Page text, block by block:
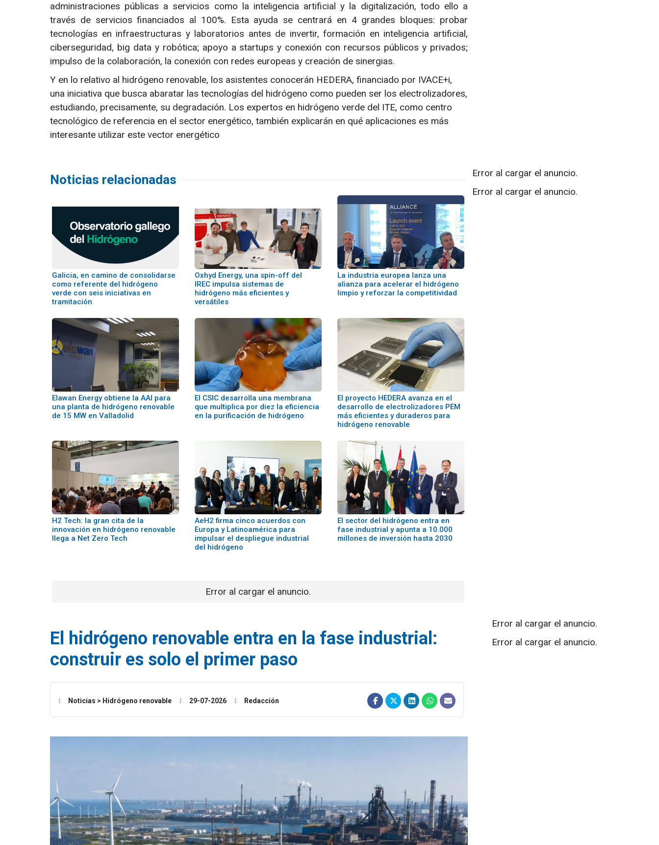
administraciones públicas a servicios como la inteligencia artificial y la digitalización, todo ello a
través de servicios financiados al 100%. Esta ayuda se centrará en 4 grandes bloques: probar
tecnologías en infraestructuras y laboratorios antes de invertir, formación en inteligencia artificial,
ciberseguridad, big data y robótica; apoyo a startups y conexión con recursos públicos y privados;
impulso de la colaboración, la conexión con redes europeas y creación de sinergias.
Y en lo relativo al hidrógeno renovable, los asistentes conocerán HEDERA, financiado por IVACE+i,
una iniciativa que busca abaratar las tecnologías del hidrógeno como pueden ser los electrolizadores,
estudiando, precisamente, su degradación. Los expertos en hidrógeno verde del ITE, como centro
tecnológico de referencia en el sector energético, también explicarán en qué aplicaciones es más
interesante utilizar este vector energético
Noticias relacionadas
Galicia, en camino de consolidarse
como referente del hidrógeno
verde con seis iniciativas en
tramitación
Oxhyd Energy, una spin-off del
IREC impulsa sistemas de
hidrógeno más eficientes y
versátiles
La industria europea lanza una
alianza para acelerar el hidrógeno
limpio y reforzar la competitividad
Elawan Energy obtiene la AAI para
una planta de hidrógeno renovable
de 15 MW en Valladolid
El CSIC desarrolla una membrana
que multiplica por diez la eficiencia
en la purificación de hidrógeno
El proyecto HEDERA avanza en el
desarrollo de electrolizadores PEM
más eficientes y duraderos para
hidrógeno renovable
H2 Tech: la gran cita de la
innovación en hidrógeno renovable
llega a Net Zero Tech
AeH2 firma cinco acuerdos con
Europa y Latinoamérica para
impulsar el despliegue industrial
del hidrógeno
El sector del hidrógeno entra en
fase industrial y apunta a 10.000
millones de inversión hasta 2030
Error al cargar el anuncio.
Error al cargar el anuncio.
Error al cargar el anuncio.
El hidrógeno renovable entra en la fase industrial:
construir es solo el primer paso
Noticias > Hidrógeno renovable 29-07-2026 Redacción
Error al cargar el anuncio.
Error al cargar el anuncio.